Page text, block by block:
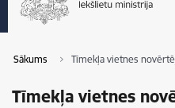
Sākums Tīmekļa vietnes
Tīmekļa vietnes